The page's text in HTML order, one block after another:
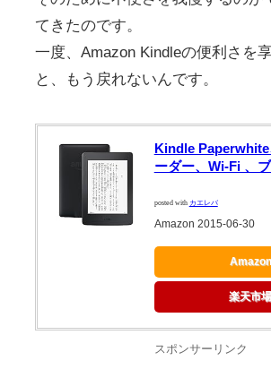
てきたのです。
一度、Amazon Kindleの便利さを
と、もう戻れないんです。
Kindle Paperwhite
ーダー、Wi-Fi 、
posted with カエレバ
Amazon 2015-06-30
Amazon
楽天市
スポンサーリンク